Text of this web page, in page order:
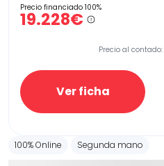
Precio financiado 100%
19.228€
Precio al contado:
Ver ficha
100% Online Segunda mano